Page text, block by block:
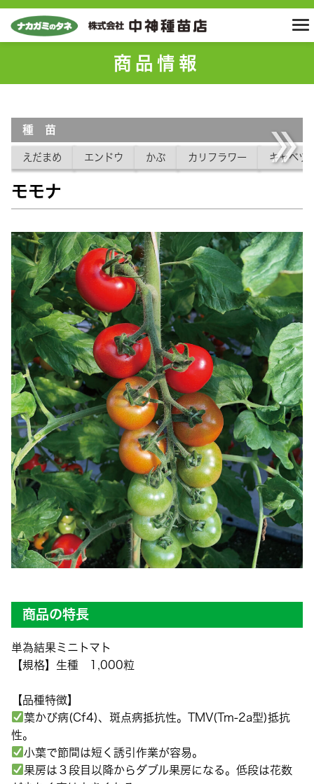
商品情報
種 苗
えだまめ エンドウ かぶ カリフラワー キャベツ
モモナ
商品の特長
単為結果ミニトマト
【規格】生種 1,000粒
【品種特徴】
葉かび病(Cf4)、斑点病抵抗性。TMV(Tm-2a型)抵抗
性。
小葉で節間は短く誘引作業が容易。
果房は３段目以降からダブル果房になる。低段は花数